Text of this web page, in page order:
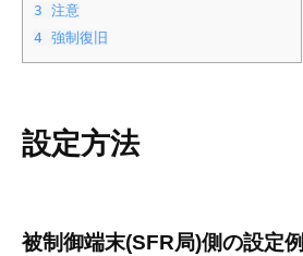
3 注意
4 強制復旧
設定方法
被制御端末(SFR局)側の設定例